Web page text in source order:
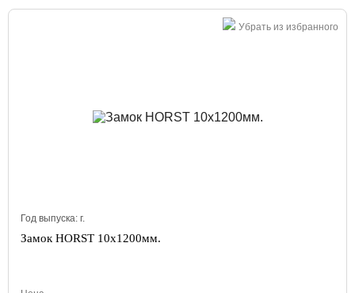
Убрать из избранного
Год выпуска: г.
Замок HORST 10x1200мм.